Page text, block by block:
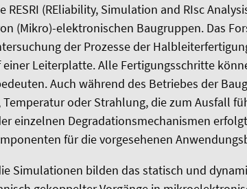
RESRI (REliability, Simulation and RIsc
(Mikro)-elektronischen Baugruppen. Das
der Prozesse der
Leiterplatte. Alle Fertigungsschritte
Auch während des Betriebes der
oder Strahlung, die zum Ausfall
einzelnen Degradationsmechanismen
für die vorgesehenen
Simulationen bilden das statisch und